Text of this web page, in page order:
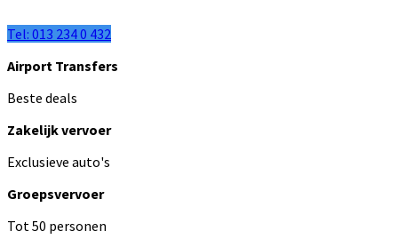
Tel: 013 234 0 432
Airport Transfers
Beste deals
Zakelijk vervoer
Exclusieve auto's
Groepsvervoer
Tot 50 personen